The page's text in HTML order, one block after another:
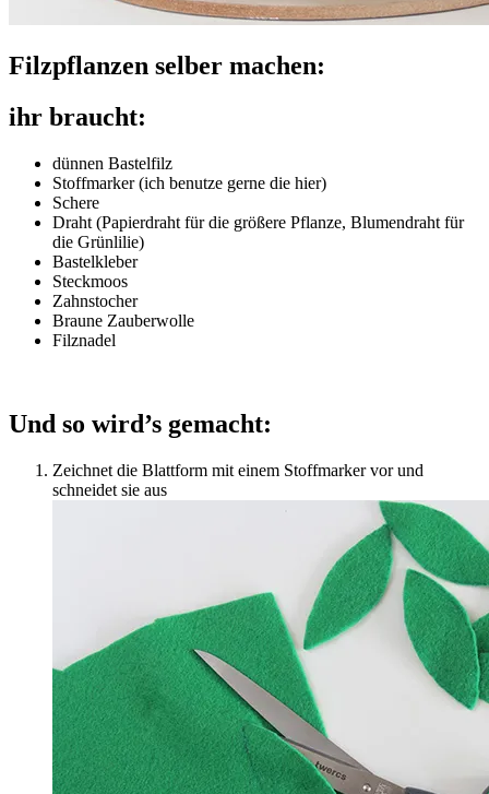
Filzpflanzen selber machen:
ihr braucht:
dünnen Bastelfilz
Stoffmarker (ich benutze gerne die hier)
Schere
Draht (Papierdraht für die größere Pflanze, Blumendraht für
die Grünlilie)
Bastelkleber
Steckmoos
Zahnstocher
Braune Zauberwolle
Filznadel
Und so wird’s gemacht:
Zeichnet die Blattform mit einem Stoffmarker vor und
schneidet sie aus